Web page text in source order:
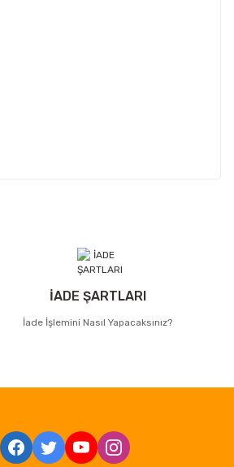
İADE ŞARTLARI
İade İşlemini Nasıl Yapacaksınız?